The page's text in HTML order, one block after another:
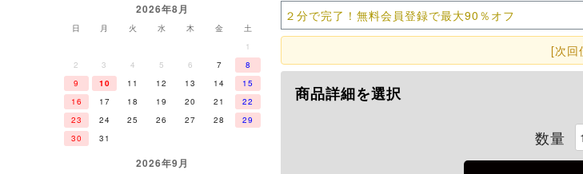
2026年8月
日 月 火 水 木 金
土
1
2
3 4 5 6 7
8
9
10 11 12 13 14
15
16
17 18 19 20 21
22
23
24 25 26 27 28
29
30
31
2026年9月
２分で完了！無料会員登録で最大90％オフ
[次回
商品詳細を選択